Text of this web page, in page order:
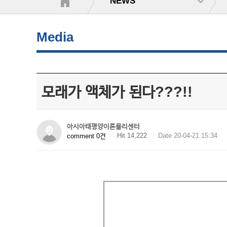
Media
모래가 액체가 된다???!!
아시아태평양이론물리센터
comment 0건
Hit 14,222 Date 20-04-21 15:34